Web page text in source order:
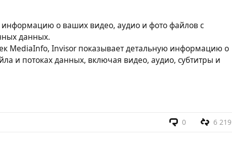
информацию о ваших видео, аудио и фото файлов с
данных.
MediaInfo, Invisor показывает детальную информацию о
и потоках данных, включая видео, аудио, субтитры и
0 6 219